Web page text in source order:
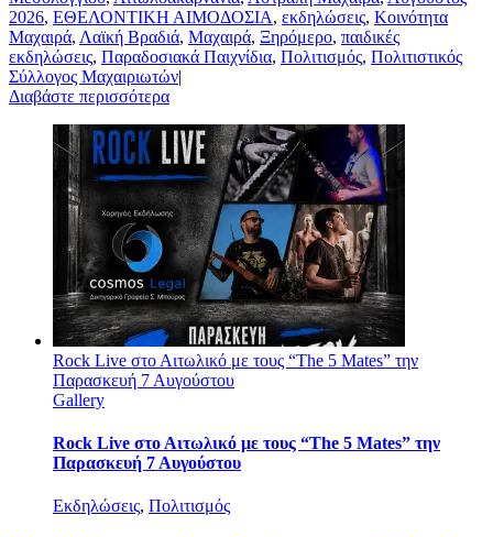
2026, ΕΘΕΛΟΝΤΙΚΗ ΑΙΜΟΔΟΣΙΑ, εκδηλώσεις, Κοινότητα
Μαχαιρά, Λαϊκή Βραδιά, Μαχαιρά, Ξηρόμερο, παιδικές
εκδηλώσεις, Παραδοσιακά Παιχνίδια, Πολιτισμός, Πολιτιστικός
Σύλλογος Μαχαιριωτών|
Διαβάστε περισσότερα
Rock Live στο Αιτωλικό με τους “The 5 Mates” την
Παρασκευή 7 Αυγούστου
Gallery
Rock Live στο Αιτωλικό με τους “The 5 Mates” την
Παρασκευή 7 Αυγούστου
Εκδηλώσεις, Πολιτισμός